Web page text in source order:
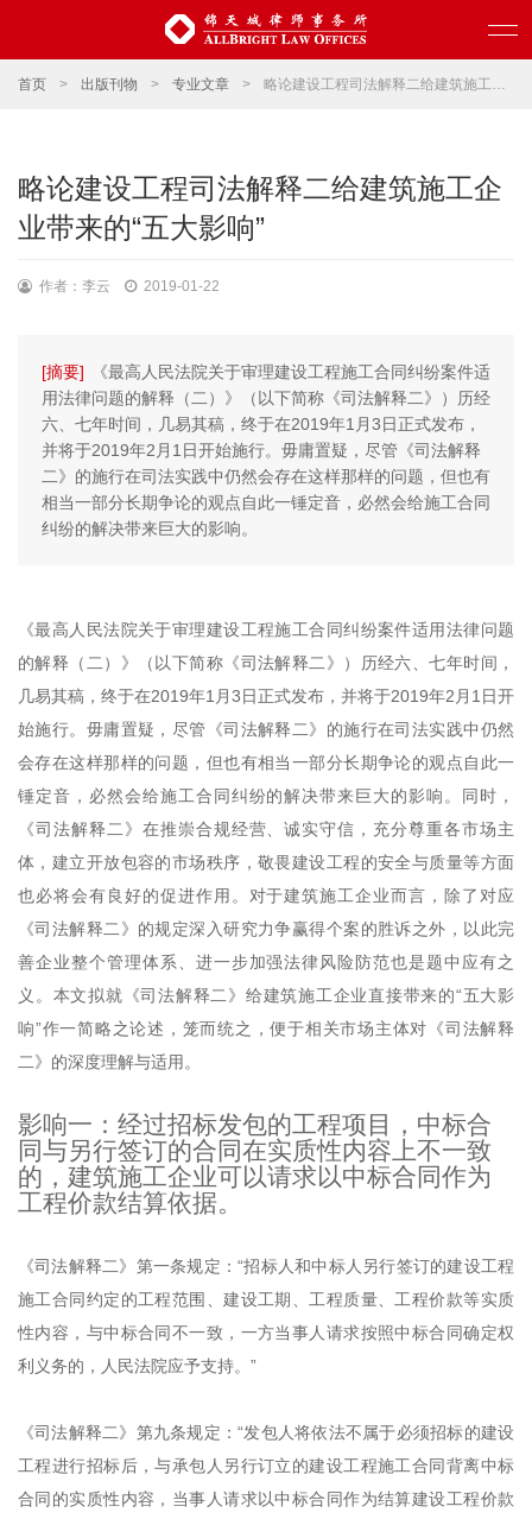
首页 > 出版刊物 > 专业文章 > 略论建设工程司法解释二给建筑施工企业带来的“五大影响”
略论建设工程司法解释二给建筑施工企
业带来的“五大影响”
作者：李云 2019-01-22
[摘要]
《最高人民法院关于审理建设工程施工合同纠纷案件适
用法律问题的解释（二）》（以下简称《司法解释二》）历经
六、七年时间，几易其稿，终于在2019年1月3日正式发布，
并将于2019年2月1日开始施行。毋庸置疑，尽管《司法解释
二》的施行在司法实践中仍然会存在这样那样的问题，但也有
相当一部分长期争论的观点自此一锤定音，必然会给施工合同
纠纷的解决带来巨大的影响。
《最高人民法院关于审理建设工程施工合同纠纷案件适用法律问题
的解释（二）》（以下简称《司法解释二》）历经六、七年时间，
几易其稿，终于在2019年1月3日正式发布，并将于2019年2月1日开
始施行。毋庸置疑，尽管《司法解释二》的施行在司法实践中仍然
会存在这样那样的问题，但也有相当一部分长期争论的观点自此一
锤定音，必然会给施工合同纠纷的解决带来巨大的影响。同时，
《司法解释二》在推崇合规经营、诚实守信，充分尊重各市场主
体，建立开放包容的市场秩序，敬畏建设工程的安全与质量等方面
也必将会有良好的促进作用。对于建筑施工企业而言，除了对应
《司法解释二》的规定深入研究力争赢得个案的胜诉之外，以此完
善企业整个管理体系、进一步加强法律风险防范也是题中应有之
义。本文拟就《司法解释二》给建筑施工企业直接带来的“五大影
响”作一简略之论述，笼而统之，便于相关市场主体对《司法解释
二》的深度理解与适用。
影响一：经过招标发包的工程项目，中标合
同与另行签订的合同在实质性内容上不一致
的，建筑施工企业可以请求以中标合同作为
工程价款结算依据。
《司法解释二》第一条规定：“招标人和中标人另行签订的建设工程
施工合同约定的工程范围、建设工期、工程质量、工程价款等实质
性内容，与中标合同不一致，一方当事人请求按照中标合同确定权
利义务的，人民法院应予支持。”
《司法解释二》第九条规定：“发包人将依法不属于必须招标的建设
工程进行招标后，与承包人另行订立的建设工程施工合同背离中标
合同的实质性内容，当事人请求以中标合同作为结算建设工程价款